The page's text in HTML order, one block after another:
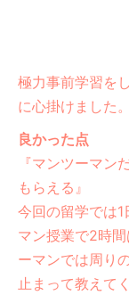
極力事前学習を
に心掛けました。
良かった点
『マンツーマン
もらえる』
今回の留学では
マン授業で2時
ーマンでは周り
止まって教えて